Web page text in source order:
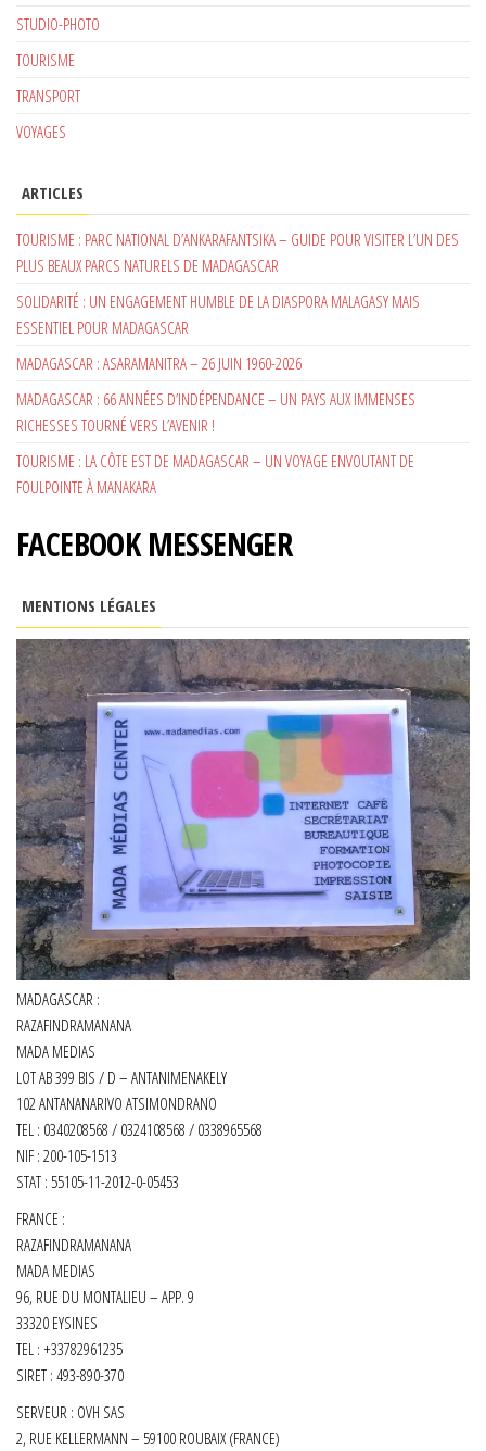
STUDIO-PHOTO
TOURISME
TRANSPORT
VOYAGES
ARTICLES
TOURISME : PARC NATIONAL D’ANKARAFANTSIKA – GUIDE POUR VISITER L’UN DES
PLUS BEAUX PARCS NATURELS DE MADAGASCAR
SOLIDARITÉ : UN ENGAGEMENT HUMBLE DE LA DIASPORA MALAGASY MAIS
ESSENTIEL POUR MADAGASCAR
MADAGASCAR : ASARAMANITRA – 26 JUIN 1960-2026
MADAGASCAR : 66 ANNÉES D’INDÉPENDANCE – UN PAYS AUX IMMENSES
RICHESSES TOURNÉ VERS L’AVENIR !
TOURISME : LA CÔTE EST DE MADAGASCAR – UN VOYAGE ENVOUTANT DE
FOULPOINTE À MANAKARA
FACEBOOK MESSENGER
MENTIONS LÉGALES
MADAGASCAR :
RAZAFINDRAMANANA
MADA MEDIAS
LOT AB 399 BIS / D – ANTANIMENAKELY
102 ANTANANARIVO ATSIMONDRANO
TEL : 0340208568 / 0324108568 / 0338965568
NIF : 200-105-1513
STAT : 55105-11-2012-0-05453
FRANCE :
RAZAFINDRAMANANA
MADA MEDIAS
96, RUE DU MONTALIEU – APP. 9
33320 EYSINES
TEL : +33782961235
SIRET : 493-890-370
SERVEUR : OVH SAS
2, RUE KELLERMANN – 59100 ROUBAIX (FRANCE)